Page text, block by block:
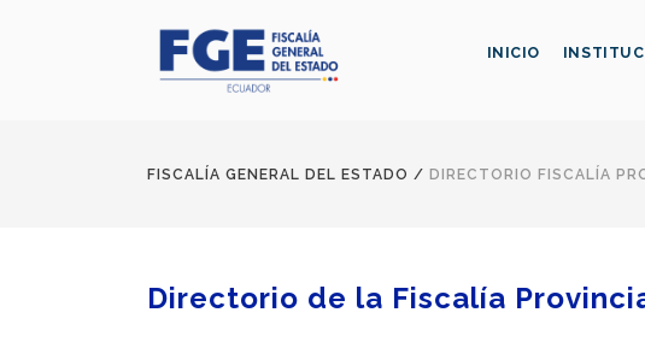
INICIO
FISCALÍA GENERAL DEL ESTADO / DIRECTORIO FISCALÍA
Directorio de la Fiscalía